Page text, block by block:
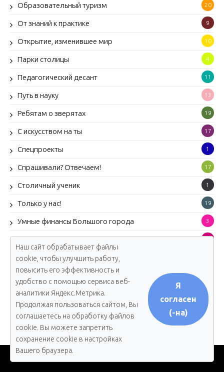
Образовательный туризм 20
От знаний к практике 9
Открытие, изменившее мир 10
Парки столицы 4
Педагогический десант 11
Путь в науку 13
Ребятам о зверятах 19
С искусством на ты 17
Спецпроекты 1
Спрашивали? Отвечаем! 17
Столичный ученик 1
Только у нас! 19
Умные финансы Большого города 3
Урок с министром 9
Формула успеха
Человек-история
Школа будущего 11
Экоlog 12
Наш сайт обрабатывает файлы
cookie, чтобы улучшить работу,
повысить его эффективность и
удобство с помощью сервиса веб-
аналитики Яндекс.Метрика.
Продолжая пользоваться сайтом, Вы
соглашаетесь на обработку файлов
cookie. Вы можете запретить
сохранение cookie в настройках
Вашего браузера.
Я
согласен
(-на)